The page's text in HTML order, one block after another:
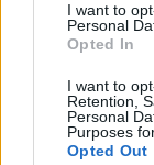
I want to
Personal
Opted In
I want to
Retention,
Personal
Purposes
Opted Out
evolutivo sin
XVIII y
industrial.
Instituto